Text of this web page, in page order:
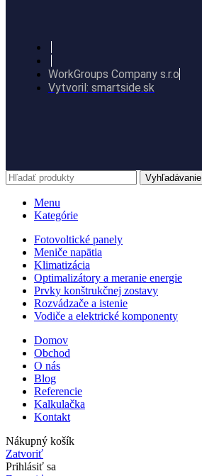
WorkGroups Company s.r.o
Vytvoril: smartside.sk
Vyhľadávanie
Menu
Kategórie
Fotovoltické panely
Meniče napätia
Klimatizácia
Optimalizátory a meranie energie
Prvky konštrukčnej zostavy
Rozvádzače a istenie
Vodiče a elektrické komponenty
Domov
Obchod
O nás
Blog
Referencie
Kalkulačka
Kontakt
Nákupný košík
Zatvoriť
Prihlásiť sa